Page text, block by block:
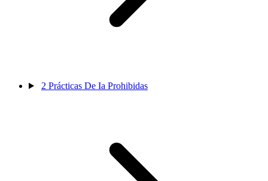
2 Prácticas De Ia Prohibidas